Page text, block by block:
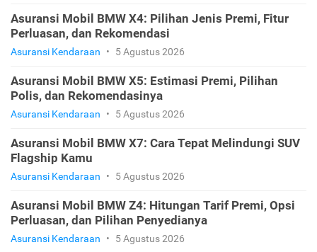
Asuransi Mobil BMW X4: Pilihan Jenis Premi, Fitur
Perluasan, dan Rekomendasi
Asuransi Kendaraan • 5 Agustus 2026
Asuransi Mobil BMW X5: Estimasi Premi, Pilihan
Polis, dan Rekomendasinya
Asuransi Kendaraan • 5 Agustus 2026
Asuransi Mobil BMW X7: Cara Tepat Melindungi SUV
Flagship Kamu
Asuransi Kendaraan • 5 Agustus 2026
Asuransi Mobil BMW Z4: Hitungan Tarif Premi, Opsi
Perluasan, dan Pilihan Penyedianya
Asuransi Kendaraan • 5 Agustus 2026